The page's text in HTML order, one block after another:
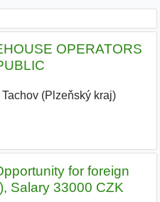
OPERATORS
Tachov (Plzeňský kraj)
for foreign
Salary 33000 CZK